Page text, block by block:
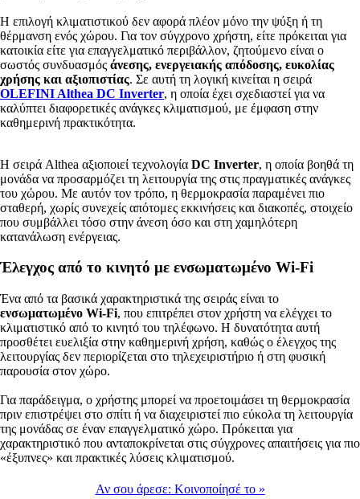
Η επιλογή κλιματιστικού δεν αφορά πλέον μόνο την ψύξη ή τη
θέρμανση ενός χώρου. Για τον σύγχρονο χρήστη, είτε πρόκειται για
κατοικία είτε για επαγγελματικό περιβάλλον, ζητούμενο είναι ο
σωστός συνδυασμός άνεσης, ενεργειακής απόδοσης, ευκολίας
χρήσης και αξιοπιστίας. Σε αυτή τη λογική κινείται η σειρά
OLEFINI Althea DC Inverter, η οποία έχει σχεδιαστεί για να
καλύπτει διαφορετικές ανάγκες κλιματισμού, με έμφαση στην
καθημερινή πρακτικότητα.
Η σειρά Althea αξιοποιεί τεχνολογία DC Inverter, η οποία βοηθά τη
μονάδα να προσαρμόζει τη λειτουργία της στις πραγματικές ανάγκες
του χώρου. Με αυτόν τον τρόπο, η θερμοκρασία παραμένει πιο
σταθερή, χωρίς συνεχείς απότομες εκκινήσεις και διακοπές, στοιχείο
που συμβάλλει τόσο στην άνεση όσο και στη χαμηλότερη
κατανάλωση ενέργειας.
Έλεγχος από το κινητό με ενσωματωμένο Wi-Fi
Ένα από τα βασικά χαρακτηριστικά της σειράς είναι το
ενσωματωμένο Wi-Fi, που επιτρέπει στον χρήστη να ελέγχει το
κλιματιστικό από το κινητό του τηλέφωνο. Η δυνατότητα αυτή
προσθέτει ευελιξία στην καθημερινή χρήση, καθώς ο έλεγχος της
λειτουργίας δεν περιορίζεται στο τηλεχειριστήριο ή στη φυσική
παρουσία στον χώρο.
Για παράδειγμα, ο χρήστης μπορεί να προετοιμάσει τη θερμοκρασία
πριν επιστρέψει στο σπίτι ή να διαχειριστεί πιο εύκολα τη λειτουργία
της μονάδας σε έναν επαγγελματικό χώρο. Πρόκειται για
χαρακτηριστικό που ανταποκρίνεται στις σύγχρονες απαιτήσεις για πιο
«έξυπνες» και πρακτικές λύσεις κλιματισμού.
Αν σου άρεσε: Κοινοποίησέ το »